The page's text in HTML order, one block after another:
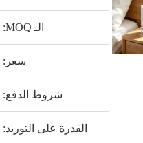
الـ MOQ:
سعر:
شروط الدفع:
القدرة على التوريد: